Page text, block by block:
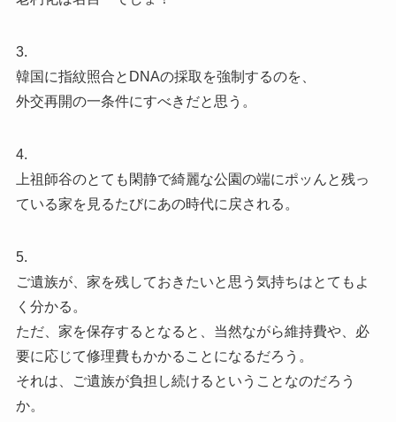
3.
韓国に指紋照合とDNAの採取を強制するのを、
外交再開の一条件にすべきだと思う。
4.
上祖師谷のとても閑静で綺麗な公園の端にポッんと残っ
ている家を見るたびにあの時代に戻される。
5.
ご遺族が、家を残しておきたいと思う気持ちはとてもよ
く分かる。
ただ、家を保存するとなると、当然ながら維持費や、必
要に応じて修理費もかかることになるだろう。
それは、ご遺族が負担し続けるということなのだろう
か。